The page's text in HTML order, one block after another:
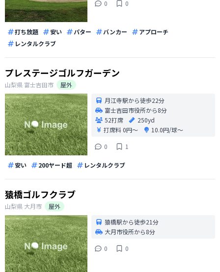
0 0
打ち放題 安い パター バンカー
アプローチ
レンタルクラブ
プレステージゴルフガーデン
山梨県 富士吉田市
屋外
月江寺駅から徒歩22分
富士吉田市役所から8分
52打席
250yd
打席料0円〜
10.0円/球〜
0
1
安い 200ヤード超 レンタルクラブ
猿橋ゴルフクラブ
山梨県 大月市
屋外
猿橋駅から徒歩21分
大月市役所から8分
0
0